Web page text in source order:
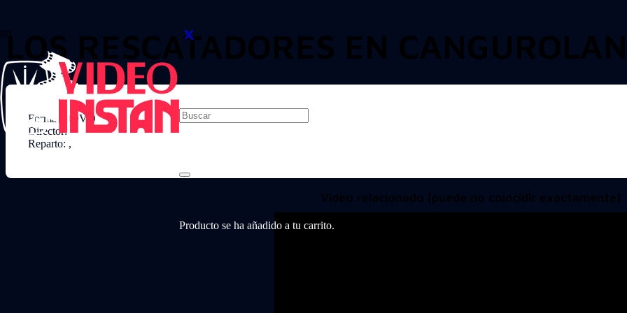
Producto se ha añadido a tu carrito.
LOS RESCATADORES EN
Formato: DVD
Director:
Reparto: ,
Video relacionado (puede no coincidir exactamente)